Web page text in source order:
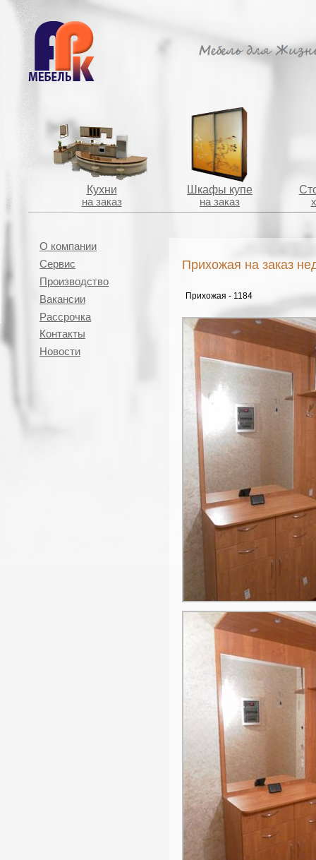
Кухни
на заказ
Шкафы купе
на заказ
О компании
Сервис
Производство
Вакансии
Рассрочка
Контакты
Новости
Прихожая на заказ
Прихожая - 1184